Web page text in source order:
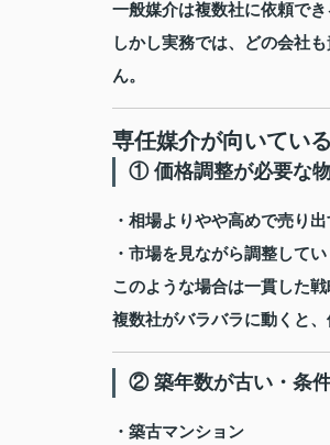
一般媒介は複数社に依頼で
しかし実務では、どの会社
ん。
専任媒介が向いてい
① 価格調整が必要な
・相場よりやや高めで売り出
・市場を見ながら調整してい
このような場合は一貫した
複数社がバラバラに動くと
② 築年数が古い・条
・築古マンション